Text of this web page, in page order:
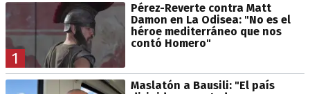
1
Pérez-Reverte contra Matt
Damon en La Odisea: "No es el
héroe mediterráneo que nos
contó Homero"
Maslatón a Bausili: "El país